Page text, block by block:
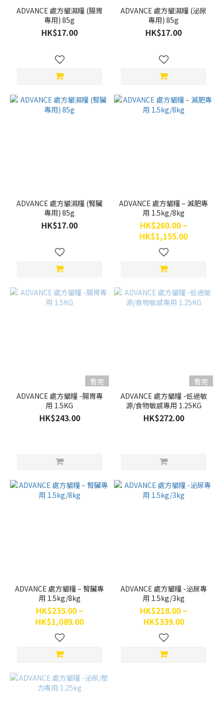
ADVANCE 處方貓濕糧 (腸胃
專用) 85g
HK$17.00
ADVANCE 處方貓濕糧 (泌尿
專用) 85g
HK$17.00
ADVANCE 處方貓濕糧 (腎臟
專用) 85g
HK$17.00
ADVANCE 處方貓糧 – 減肥專
用 1.5kg/8kg
HK$260.00 ~
HK$1,155.00
售完
ADVANCE 處方貓糧 -腸胃專
用 1.5KG
HK$243.00
售完
ADVANCE 處方貓糧 -低過敏
源/食物敏感專用 1.25KG
HK$272.00
ADVANCE 處方貓糧 – 腎臟專
用 1.5kg/8kg
HK$235.00 ~
HK$1,089.00
ADVANCE 處方貓糧 -泌尿專
用 1.5kg/3kg
HK$218.00 ~
HK$339.00